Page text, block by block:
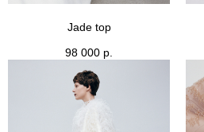
Jade top
98 000 р.